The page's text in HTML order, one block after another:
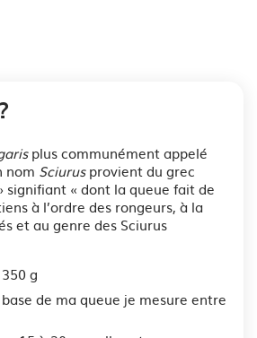
plus communément appelé
nom Sciurusprovient du grec
signifiant « dont la queue fait de
à l’ordre des rongeurs, à la
et au genre des Sciurus
g
de ma queue je mesure entre